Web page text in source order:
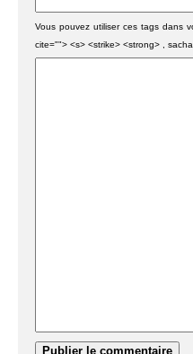
Vous pouvez utiliser ces tags dans
cite=""> <s> <strike> <strong> ,